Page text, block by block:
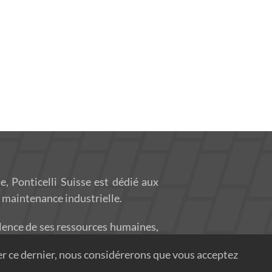
Ponticelli Suisse est dédié aux
industrielle.
de ses ressources humaines,
projets et fournit des services
dernier, nous considérerons que vous acceptez